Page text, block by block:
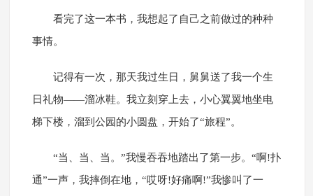
看完了这一本书，我想起了自己之前做过的种种
事情。
记得有一次，那天我过生日，舅舅送了我一个生
日礼物——溜冰鞋。我立刻穿上去，小心翼翼地坐电
梯下楼，溜到公园的小圆盘，开始了“旅程”。
“当、当、当。”我慢吞吞地踏出了第一步。“啊!扑
通”一声，我摔倒在地，“哎呀!好痛啊!”我惨叫了一